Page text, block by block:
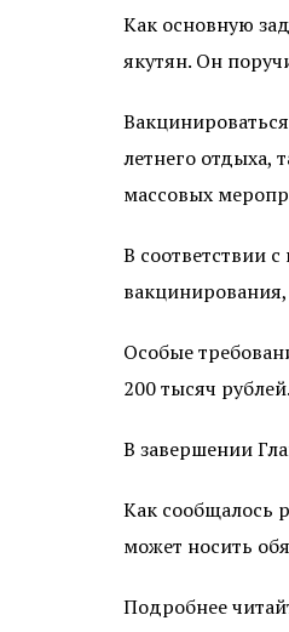
Как основную
якутян. Он
летнего отдыха,
массовых
В соответствии
Особые
200 тысяч
В завершении
Как сообщалось
может носить
Подробнее